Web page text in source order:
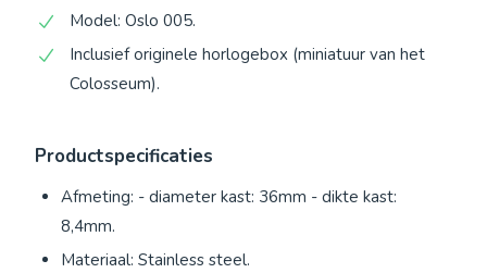
Model: Oslo 005.
Inclusief originele horlogebox (miniatuur van het
Colosseum).
Productspecificaties
Afmeting: - diameter kast: 36mm - dikte kast:
8,4mm.
Materiaal: Stainless steel.